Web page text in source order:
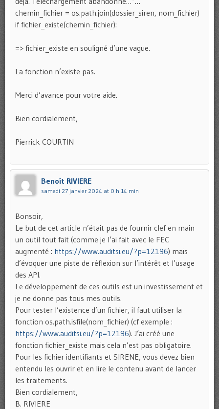
chemin_fichier = os.path.join(dossier_siren, nom_fichier)
if fichier_existe(chemin_fichier):
=> fichier_existe en souligné d’une vague.
La fonction n’existe pas.
Merci d’avance pour votre aide.
Bien cordialement,
Pierrick COURTIN
Benoît RIVIERE
samedi 27 janvier 2024 at 0 h 14 min
Bonsoir,
Le but de cet article n’était pas de fournir clef en main
un outil tout fait (comme je l’ai fait avec le FEC
augmenté : https://www.auditsi.eu/?p=12196) mais
d’évoquer une piste de réflexion sur l’intérêt et l’usage
des API.
Le développement de ces outils est un investissement et
je ne donne pas tous mes outils.
Pour tester l’existence d’un fichier, il faut utiliser la
fonction os.path.isfile(nom_fichier) (cf exemple :
https://www.auditsi.eu/?p=12196). J’ai créé une
fonction fichier_existe mais cela n’est pas obligatoire.
Pour les fichier identifiants et SIRENE, vous devez bien
entendu les ouvrir et en lire le contenu avant de lancer
les traitements.
Bien cordialement,
B. RIVIERE